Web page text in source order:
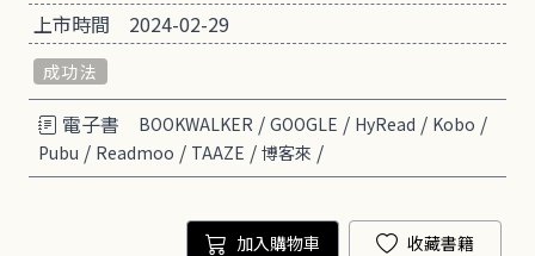
上市時間
2024-02-29
成功法
電子書 BOOKWALKER / GOOGLE / HyRead / Kobo /
Pubu / Readmoo / TAAZE / 博客來 /
加入購物車 收藏書籍